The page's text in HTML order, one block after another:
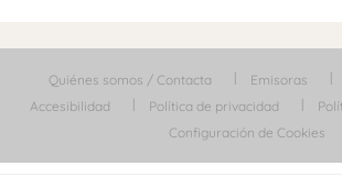
Quiénes somos / Contacta Emisoras
Accesibilidad
Política de privacidad
Configuración de Cookies